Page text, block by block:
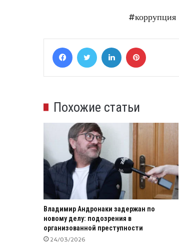
#коррупция
FacebookTwitter LinkedIn
Похожие статьи
Владимир Андронаки задержан по
новому делу: подозрения в
организованной преступности
24/03/2026